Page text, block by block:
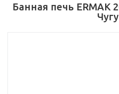
Банная печь ERMAK